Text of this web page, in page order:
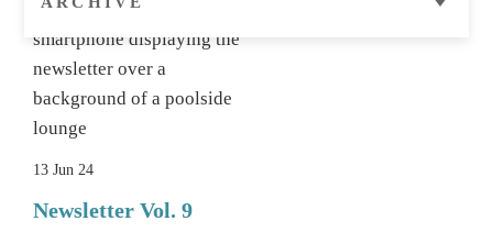
13 Jun 24
Newsletter Vol. 9